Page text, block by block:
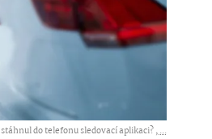
do telefonu sledovací aplikaci? ,...